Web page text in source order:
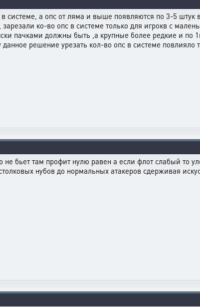
системе, а опс от ляма и выше появляются по 3-5
ко-во опс в системе только для игрокв с
пачками должны быть ,а крупные более редкие и по
решение урезать кол-во опс в системе повлияло
бьет там профит нулю равен а если флот слабый то
нубов до нормальных атакеров сдерживая